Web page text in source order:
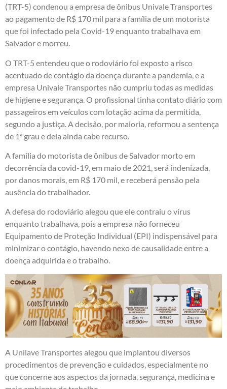
(TRT-5) condenou a empresa de ônibus Univale Transportes
ao pagamento de R$ 170 mil para a família de um motorista
que foi infectado pela Covid-19 enquanto trabalhava em
Salvador e morreu.
O TRT-5 entendeu que o rodoviário foi exposto a risco
acentuado de contágio da doença durante a pandemia, e a
empresa Univale Transportes não cumpriu todas as medidas
de higiene e segurança. O profissional tinha contato diário com
passageiros em veículos com lotação acima da permitida,
segundo a justiça. A decisão, por maioria, reformou a sentença
de 1ª grau e dela ainda cabe recurso.
A família do motorista de ônibus de Salvador morto em
decorrência da covid-19, em maio de 2021, será indenizada,
por danos morais, em R$ 170 mil, e receberá pensão pela
ausência do trabalhador.
A defesa do rodoviário alegou que ele contraiu o vírus
enquanto trabalhava, pois a empresa não forneceu
Equipamento de Proteção Individual (EPI) indispensável para
minimizar o contágio, havendo nexo de causalidade entre a
doença adquirida e o trabalho.
A Unilave Transportes alegou que implantou diversos
procedimentos de prevenção e cuidados, especialmente no
que concerne aos aspectos da jornada, segurança, medicina e